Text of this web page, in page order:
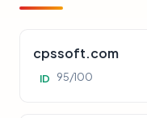
cpssoft.com
ID 95/100